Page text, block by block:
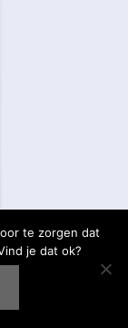
taal
te zorgen dat
je dat ok?